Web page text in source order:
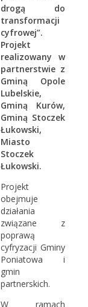
drogą do
transformacji
cyfrowej”.
Projekt
realizowany w
partnerstwie z
Gminą Opole
Lubelskie,
Gminą Kurów,
Gminą Stoczek
Łukowski,
Miasto
Stoczek
Łukowski.
Projekt
obejmuje
działania
związane z
poprawą
cyfryzacji Gminy
Poniatowa i
gmin
partnerskich.
W ramach